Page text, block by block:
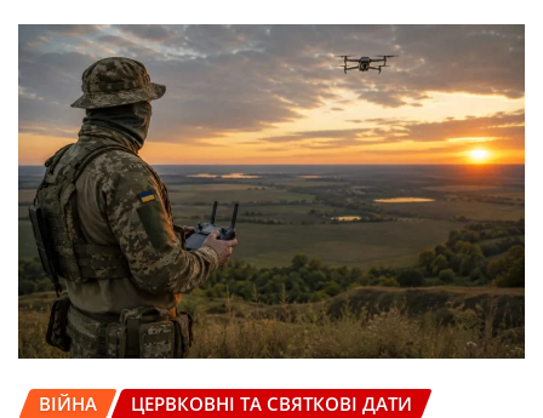
ВІЙНА ЦЕРВКОВНІ ТА СВЯТКОВІ ДАТИ